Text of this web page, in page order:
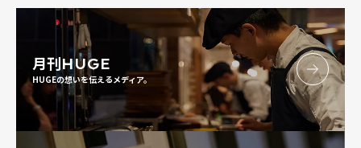
月刊HUGE
HUGEの想いを伝えるメディア。